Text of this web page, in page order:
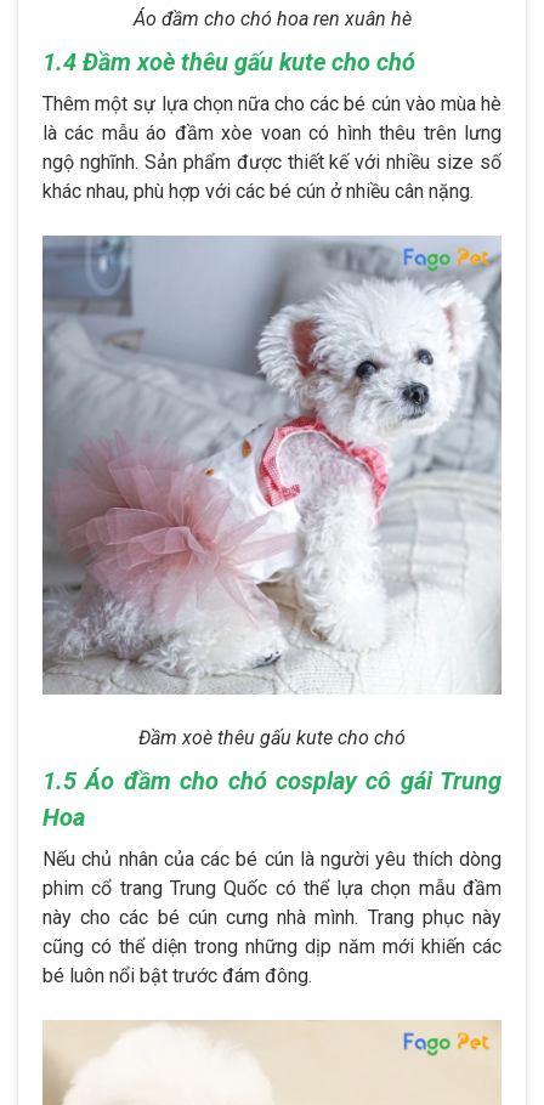
Áo đầm cho chó hoa ren xuân hè
1.4 Đầm xoè thêu gấu kute cho chó
Thêm một sự lựa chọn nữa cho các bé cún vào mùa hè
là các mẫu áo đầm xòe voan có hình thêu trên lưng
ngộ nghĩnh. Sản phẩm được thiết kế với nhiều size số
khác nhau, phù hợp với các bé cún ở nhiều cân nặng.
Đầm xoè thêu gấu kute cho chó
1.5 Áo đầm cho chó cosplay cô gái Trung
Hoa
Nếu chủ nhân của các bé cún là người yêu thích dòng
phim cổ trang Trung Quốc có thể lựa chọn mẫu đầm
này cho các bé cún cưng nhà mình. Trang phục này
cũng có thể diện trong những dịp năm mới khiến các
bé luôn nổi bật trước đám đông.